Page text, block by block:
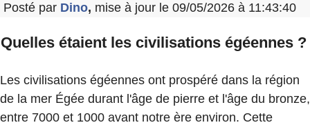
Posté par Dino, mise à jour le 09/05/2026 à 11:43:40
Quelles étaient les civilisations égéennes ?
Les civilisations égéennes ont prospéré dans la région
de la mer Égée durant l'âge de pierre et l'âge du bronze,
entre 7000 et 1000 avant notre ère environ. Cette